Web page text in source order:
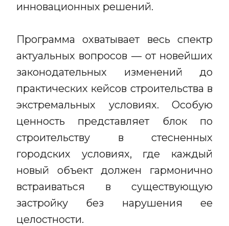
инновационных решений.
Программа охватывает весь спектр
актуальных вопросов — от новейших
законодательных изменений до
практических кейсов строительства в
экстремальных условиях. Особую
ценность представляет блок по
строительству в стесненных
городских условиях, где каждый
новый объект должен гармонично
встраиваться в существующую
застройку без нарушения ее
целостности.